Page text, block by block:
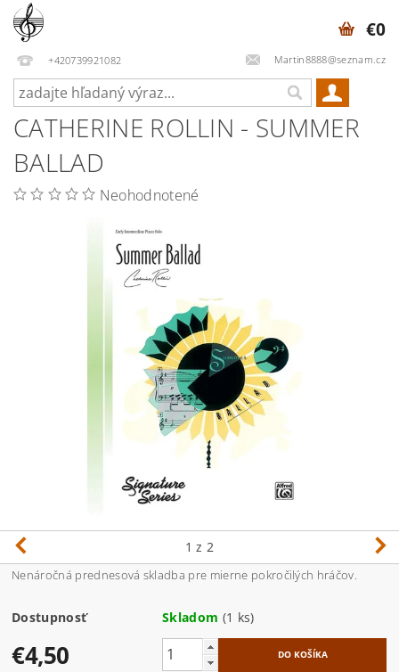
+420739921082 Martin8888@seznam.cz
€0
CATHERINE ROLLIN - SUMMER
BALLAD
Neohodnotené
1 z 2
Nenáročná prednesová skladba pre mierne pokročilých hráčov.
Dostupnosť Skladom (1 ks)
€4,50